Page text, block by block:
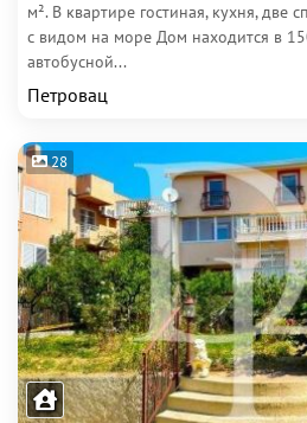
м². В квартире гостиная, кухня, две
с видом на море Дом находится в
автобусной...
Петровац
28